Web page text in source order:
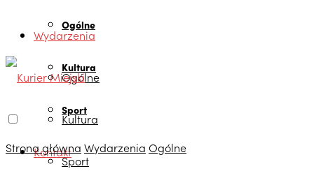
Ogólne
Kultura
Sport
Kontakt
Wydarzenia
Ogólne
Kultura
Sport
Strona główna Wydarzenia Ogólne